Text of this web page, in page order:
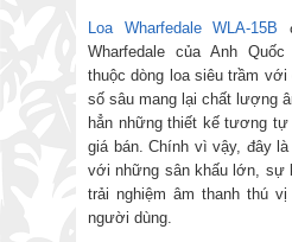
Loa Wharfedale WLA-15B
Wharfedale của Anh
thuộc dòng loa siêu trầm
số sâu mang lại chất lượng
hẳn những thiết kế tương tự
giá bán. Chính vì vậy, đây
với những sân khấu lớn, sự
trải nghiệm âm thanh thú
người dùng.